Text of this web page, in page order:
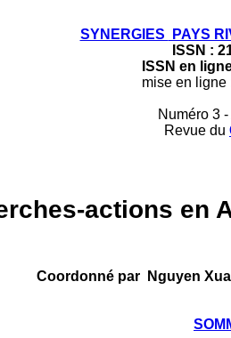
SYNERGIES PAYS
ISSN :
ISSN en
mise en ligne
Numéro 3
Revue du
actions en
Coordonné par Nguyen